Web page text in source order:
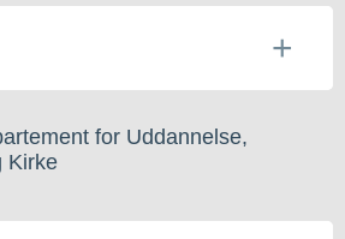
for Uddannelse,
Kirke